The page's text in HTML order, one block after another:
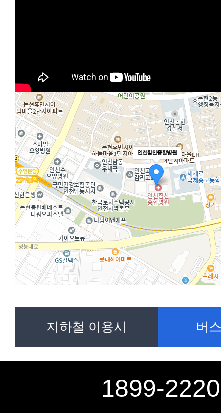
지도로 보기
인천힘찬종합병원
지하철 이용시 버
1899-2220